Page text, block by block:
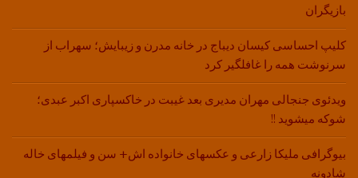
بازیگران
کلیپ احساسی کیسان دیباج در خانه مدرن و زیبایش؛ سهراب از
سرنوشت همه را غافلگیر کرد
ویدئوی جنجالی مهران مدیری بعد غیبت در خاکسپاری اکبر عبدی؛
شوکه میشوید !!
بیوگرافی ملیکا زارعی و عکسهای خانواده اش+ سن و فیلمهای خاله
شادونه